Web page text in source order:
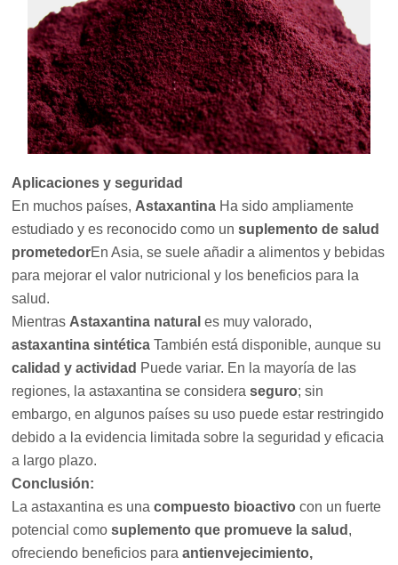
Aplicaciones y seguridad
En muchos países, Astaxantina Ha sido ampliamente
estudiado y es reconocido como unsuplemento de salud
prometedorEn Asia, se suele añadir a alimentos y bebidas
para mejorar el valor nutricional y los beneficios para la
salud.
Mientras Astaxantina natural es muy valorado,
astaxantina sintética También está disponible, aunque su
calidad y actividad Puede variar. En la mayoría de las
regiones, la astaxantina se consideraseguro; sin
embargo, en algunos países su uso puede estar restringido
debido a la evidencia limitada sobre la seguridad y eficacia
a largo plazo.
Conclusión:
La astaxantina es unacompuesto bioactivo con un fuerte
potencial comosuplemento que promueve la salud ,
ofreciendo beneficios paraantienvejecimiento,